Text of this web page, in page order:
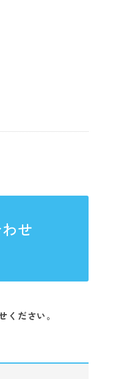
せ
ださい。